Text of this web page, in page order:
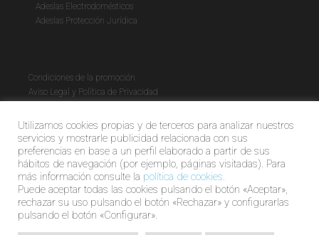
Adeslas Electrodomésticos
Adeslas Protección Jurídica
Condiciones de la promoción
Aviso Legal y Política de Privacidad
Utilizamos cookies propias y de terceros para analizar nuestros
servicios y mostrarle publicidad relacionada con sus
preferencias en base a un perfil elaborado a partir de sus
hábitos de navegación (por ejemplo, páginas visitadas). Para
más información consulte la política de cookies.
Puede aceptar todas las cookies pulsando el botón «Aceptar»,
rechazar su uso pulsando el botón «Rechazar» y configurarlas
pulsando el botón «Configurar».